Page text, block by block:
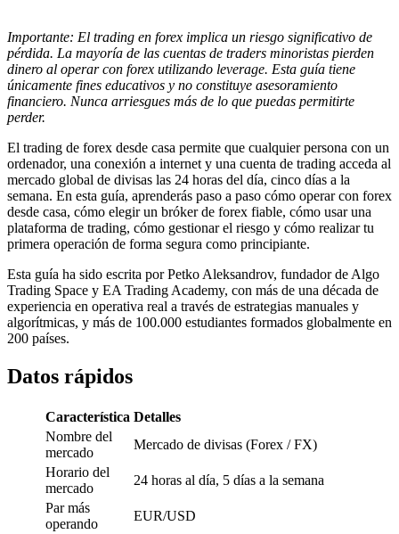
Importante: El trading en forex implica un riesgo significativo de
pérdida. La mayoría de las cuentas de traders minoristas pierden
dinero al operar con forex utilizando leverage. Esta guía tiene
únicamente fines educativos y no constituye asesoramiento
financiero. Nunca arriesgues más de lo que puedas permitirte
perder.
El trading de forex desde casa permite que cualquier persona con un
ordenador, una conexión a internet y una cuenta de trading acceda al
mercado global de divisas las 24 horas del día, cinco días a la
semana. En esta guía, aprenderás paso a paso cómo operar con forex
desde casa, cómo elegir un bróker de forex fiable, cómo usar una
plataforma de trading, cómo gestionar el riesgo y cómo realizar tu
primera operación de forma segura como principiante.
Esta guía ha sido escrita por Petko Aleksandrov, fundador de Algo
Trading Space y EA Trading Academy, con más de una década de
experiencia en operativa real a través de estrategias manuales y
algorítmicas, y más de 100.000 estudiantes formados globalmente en
200 países.
Datos rápidos
Característica Detalles
Nombre del
mercado
Mercado de divisas (Forex / FX)
Horario del
mercado
24 horas al día, 5 días a la semana
Par más
operando
EUR/USD